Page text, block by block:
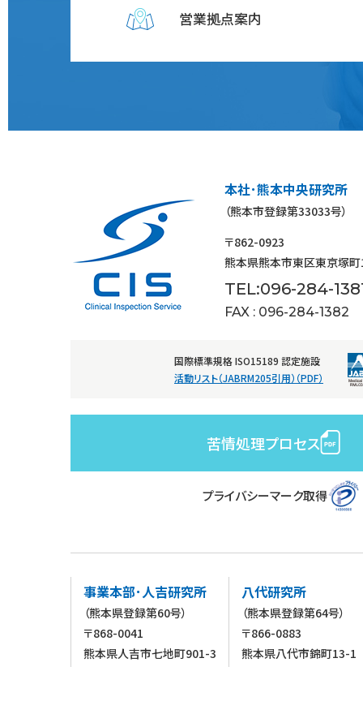
営業拠点案内
本社･熊本中央研究所
（熊本市登録第33033号）
〒862-0923
熊本県熊本市東区東京塚
TEL:096-284-
FAX : 096-284-1382
国際標準規格 ISO15189 認定施設
活動リスト（JABRM205引用）（PDF）
苦情処理プロセス
プライバシーマーク取得
事業本部･人吉研究所
（熊本県登録第60号）
〒868-0041
熊本県人吉市七地町901-3
八代研究所
（熊本県登録第64号）
〒866-0883
熊本県八代市錦町13-1